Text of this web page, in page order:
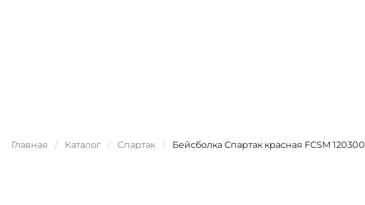
Главная / Каталог / Спартак / Бейсболка Спартак красная FCSM 120300